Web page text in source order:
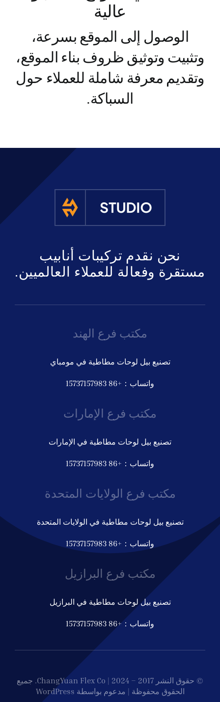
عالية
الوصول إلى الموقع بسرعة،
وتثبيت وتوثيق ظروف بناء الموقع،
وتقديم معرفة شاملة للعملاء حول
السباكة.
نحن نقدم تركيبات أنابيب
مستقرة وفعالة للعملاء العالميين.
مكتب فرع الهند
تصنيع بيل لوحات مطاطية في مومباي
واتساب：+86 15737157983
مكتب فرع الإمارات
تصنيع بيل لوحات مطاطية في الإمارات
واتساب：+86 15737157983
مكتب فرع الولايات المتحدة
تصنيع بيل لوحات مطاطية في الولايات المتحدة
واتساب：+86 15737157983
مكتب فرع البرازيل
تصنيع بيل لوحات مطاطية في البرازيل
واتساب：+86 15737157983
© حقوق النشر 2017 – 2024 | ChangYuan Flex Co. جميع
الحقوق محفوظة | مدعوم بواسطة WordPress